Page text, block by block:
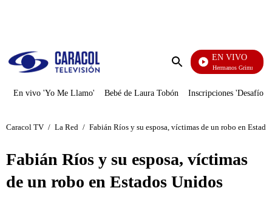
Enviar
EN VIVO
Cuentos De Los Hermanos Grimm
En vivo 'Yo Me Llamo' Bebé de Laura Tobón Inscripciones 'Desafío'
Caracol TV / La Red / Fabián Ríos y su esposa, víctimas de un robo en
Fabián Ríos y su esposa, víctimas
de un robo en Estados Unidos